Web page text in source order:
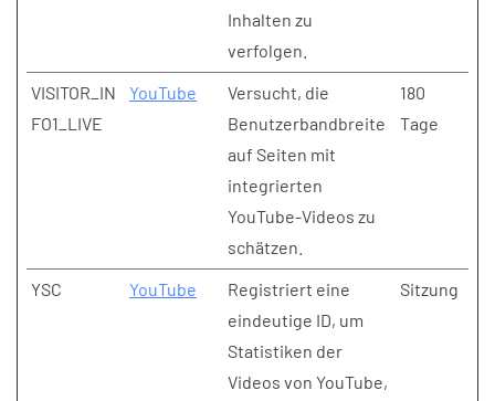
Inhalten zu
verfolgen.
VISITOR_IN
FO1_LIVE
YouTube
Versucht, die
Benutzerbandbreite
auf Seiten mit
integrierten
YouTube-Videos zu
schätzen.
180
Tage
YSC YouTube
Registriert eine
eindeutige ID, um
Statistiken der
Videos von YouTube,
Sitzung